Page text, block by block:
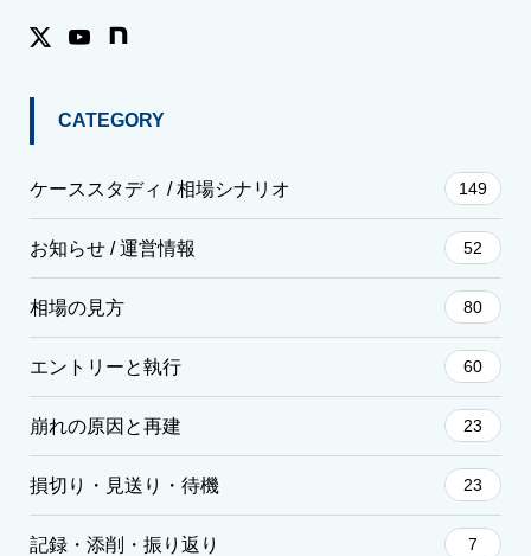
CATEGORY
ケーススタディ / 相場シナリオ 149
お知らせ / 運営情報 52
相場の見方 80
エントリーと執行 60
崩れの原因と再建 23
損切り・見送り・待機 23
記録・添削・振り返り 7